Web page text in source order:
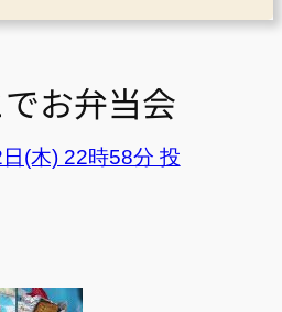
お弁当会
(木) 22時58分 投